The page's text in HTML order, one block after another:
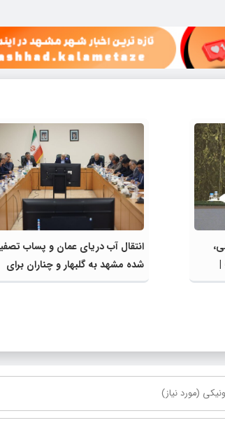
|
انتقال آب دریای عمان و پساب
شده مشهد به گلبهار و چناران برای
مصارف صنعتی و کشاورزی | لزوم